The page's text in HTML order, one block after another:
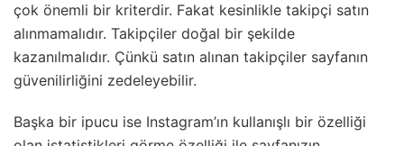
çok önemli bir kriterdir. Fakat kesinlikle takipçi satın
alınmamalıdır. Takipçiler doğal bir şekilde
kazanılmalıdır. Çünkü satın alınan takipçiler sayfanın
güvenilirliğini zedeleyebilir.
Başka bir ipucu ise Instagram’ın kullanışlı bir özelliği